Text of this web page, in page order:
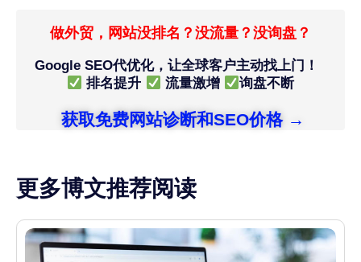
做外贸，网站没排名？没流量？没询盘？
Google SEO代优化，让全球客户主动找上门！
排名提升
流量激增 询盘不断
获取免费网站诊断和SEO价格 →
更多博文推荐阅读